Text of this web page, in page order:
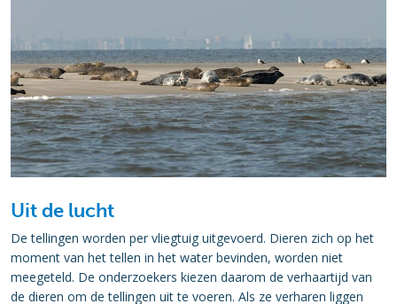
Uit de lucht
De tellingen worden per vliegtuig uitgevoerd. Dieren zich op het
moment van het tellen in het water bevinden, worden niet
meegeteld. De onderzoekers kiezen daarom de verhaartijd van
de dieren om de tellingen uit te voeren. Als ze verharen liggen